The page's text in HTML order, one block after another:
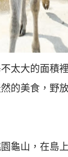
太大的面積
的美食，野
龜山，在島